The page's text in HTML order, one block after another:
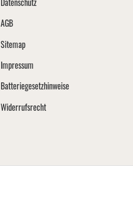
AGB
Sitemap
Impressum
Batteriegesetzhinweise
Widerrufsrecht